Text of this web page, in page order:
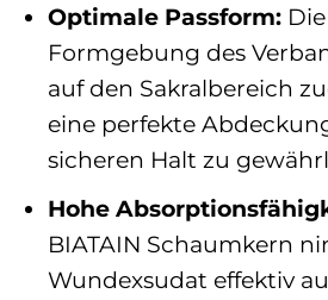
Optimale Passform:Die
Formgebung des
auf den Sakralbereich
eine perfekte
sicheren Halt zu
Hohe
BIATAIN Schaumkern
Wundexsudat effektiv